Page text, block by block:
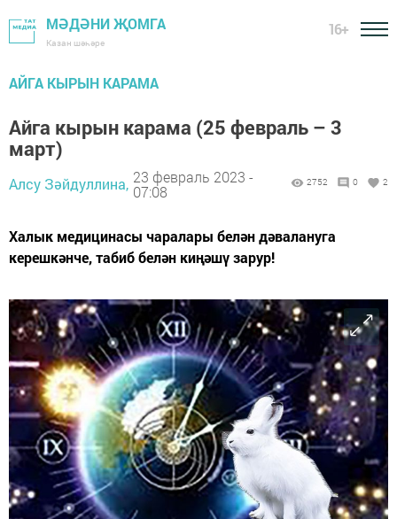
МӘДӘНИ ҖОМГА
Казан шәһәре
16+
АЙГА КЫРЫН КАРАМА
Айга кырын карама (25 февраль – 3
март)
Алсу Зәйдуллина, 23 февраль 2023 -
07:08
2752 0 2
Халык медицинасы чаралары белән дәвалануга
керешкәнче, табиб белән киңәшү зарур!